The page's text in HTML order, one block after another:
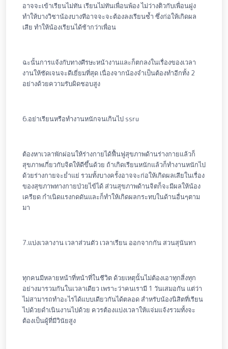
อาจจะเข้าเรียนไม่ทัน เรียนไม่ทันเพื่อนพ้อง ไม่ว่างติวกับเพื่อนฝูง
ทำให้บางวิชาน้องบางทีอาจจะจะต้องลงเรียนซ้ำ ซึ่งก่อให้เกิดผล
เสีย ทำให้น้องเรียนได้ช้ากว่าเพื่อน
ฉะนั้นการแจ้งกับทางศีรษะหน้างานและก็ตกลงในเรื่องของเวลา
งานให้ชัดเจนจะดีเยี่ยมที่สุด เนื่องจากน้องจำเป็นต้องทำอีกทั้ง 2
อย่างด้วยความรับผิดชอบสูง
6.อย่าเรียนหรือทำงานหนักจนเกินไป ssru
ต้องหาเวลาพักผ่อนให้ร่างกายได้ฟื้นฟูสุขภาพด้านร่างกายแล้วก็
สุขภาพเกี่ยวกับจิตให้ดีขึ้นด้วย ถ้าเกิดเรียนหนักแล้วก็ทำงานหนักไป
ด้วยร่างกายจะย่ำแย่ รวมทั้งบางครั้งอาจจะก่อให้เกิดผลเสียในเรื่อง
ของสุขภาพทางกายป่วยไข้ได้ ส่วนสุขภาพด้านจิตก็จะมีผลให้น้อง
เครียด กำเนิดแรงกดดันและก็ทำให้เกิดผลกระทบในด้านอื่นๆตาม
มา
7.แบ่งเวลางาน เวลาส่วนตัว เวลาเรียน ออกจากกัน สวนสุนันทา
ทุกคนมีหลายหน้าที่หน้าที่ในชีวิต ด้วยเหตุนั้นไม่ต้องเอาทุกสิ่งทุก
อย่างมารวมกันในเวลาเดียว เพราะว่าคนเรามี 1 วันเสมอกัน แต่ว่า
ไม่สามารถทำอะไรได้แบบเดียวกันได้ตลอด สำหรับน้องนิสิตที่เรียน
ไปด้วยดำเนินงานไปด้วย ควรต้องแบ่งเวลาให้แจ่มแจ้งรวมทั้งจะ
ต้องเป็นผู้ที่มีวินัยสูง